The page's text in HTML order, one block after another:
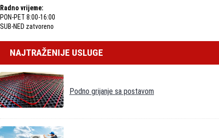
Radno vrijeme:
PON-PET 8:00-16:00
SUB-NED zatvoreno
NAJTRAŽENIJE USLUGE
Podno grijanje sa postavom